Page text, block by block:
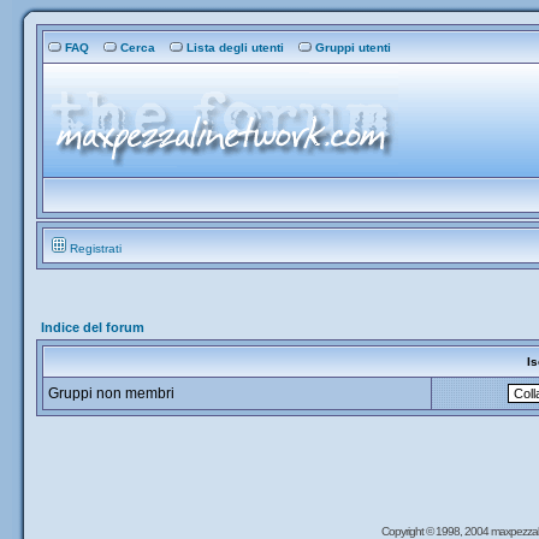
FAQ Cerca Lista degli utenti Gruppi utenti
Registrati
Indice del forum
Gruppi non membri
Copyright © 1998, 2004